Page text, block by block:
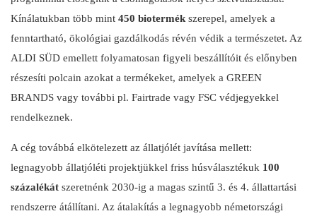
Kínálatukban több mint 450 biotermék szerepel, amelyek a
fenntartható, ökológiai gazdálkodás révén védik a természetet. Az
ALDI SÜD emellett folyamatosan figyeli beszállítóit és előnyben
részesíti polcain azokat a termékeket, amelyek a GREEN
BRANDS vagy további pl. Fairtrade vagy FSC védjegyekkel
rendelkeznek.
A cég továbbá elkötelezett az állatjólét javítása mellett:
legnagyobb állatjóléti projektjükkel friss húsválasztékuk 100
százalékát szeretnénk 2030-ig a magas szintű 3. és 4. állattartási
rendszerre átállítani. Az átalakítás a legnagyobb németországi